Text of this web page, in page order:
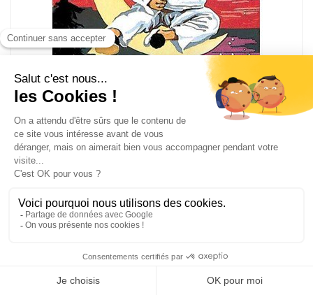
Canevas SEG pierrot: etoiles magiques
canevas pénélope
33,02